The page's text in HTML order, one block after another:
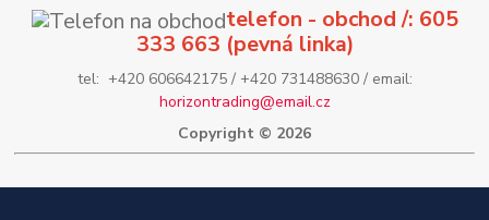
telefon - obchod /: 605
333 663 (pevná linka)
tel: +420 606642175 / +420 731488630 / email:
horizontrading@email.cz
Copyright © 2026